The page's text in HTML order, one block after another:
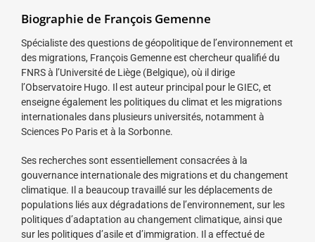
Biographie de François Gemenne
Spécialiste des questions de géopolitique de l’environnement et
des migrations, François Gemenne est chercheur qualifié du
FNRS à l’Université de Liège (Belgique), où il dirige
l’Observatoire Hugo. Il est auteur principal pour le GIEC, et
enseigne également les politiques du climat et les migrations
internationales dans plusieurs universités, notamment à
Sciences Po Paris et à la Sorbonne.
Ses recherches sont essentiellement consacrées à la
gouvernance internationale des migrations et du changement
climatique. Il a beaucoup travaillé sur les déplacements de
populations liés aux dégradations de l’environnement, sur les
politiques d’adaptation au changement climatique, ainsi que
sur les politiques d’asile et d’immigration. Il a effectué de